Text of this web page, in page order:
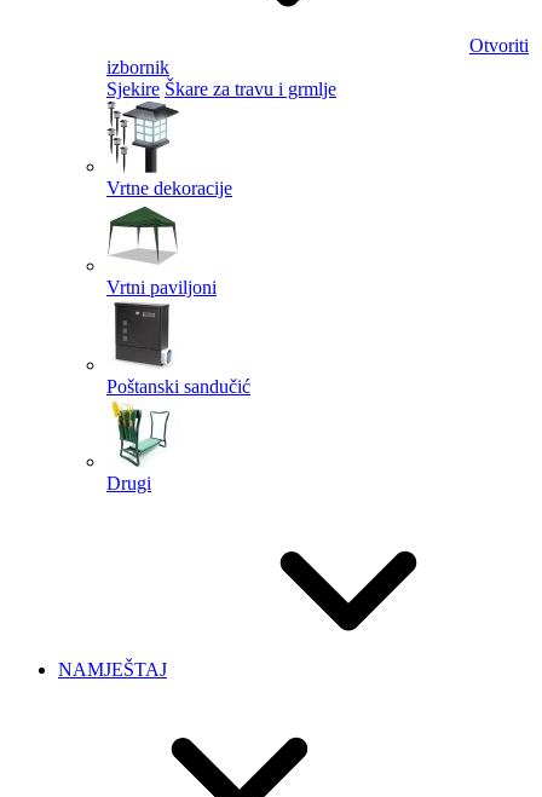
Otvoriti
izbornik
Sjekire Škare za travu i grmlje
Vrtne dekoracije
Vrtni paviljoni
Poštanski sandučić
Drugi
NAMJEŠTAJ